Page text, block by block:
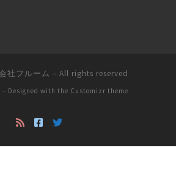
社フルーム – All rights reserved
– Designed with the Customizr theme